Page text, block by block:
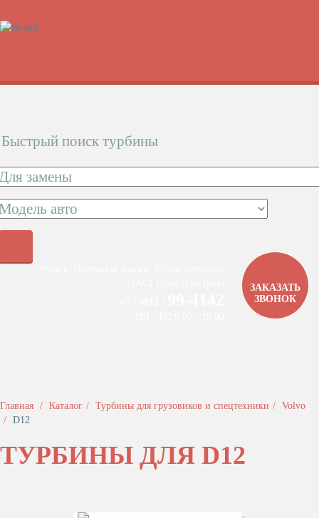
Быстрый поиск турбины
ЗАКАЗАТЬ
ЗВОНОК
Главная Каталог Турбины для грузовиков и спецтехники
Volvo
D12
ТУРБИНЫ ДЛЯ D12